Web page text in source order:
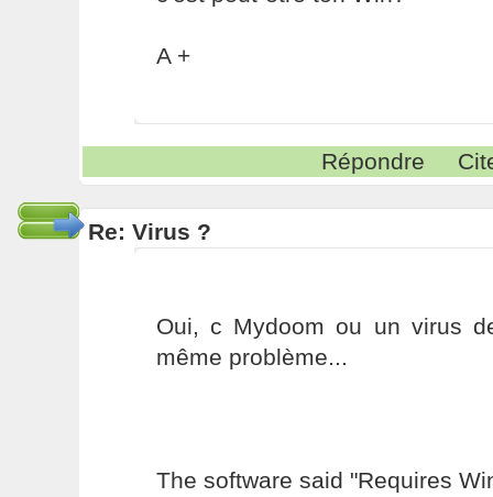
A +
Répondre
Re: Virus ?
Oui, c Mydoom ou un virus
même problème...
The software said "Requires